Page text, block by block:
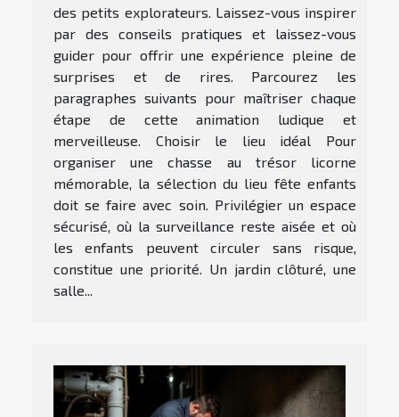
des petits explorateurs. Laissez-vous inspirer
par des conseils pratiques et laissez-vous
guider pour offrir une expérience pleine de
surprises et de rires. Parcourez les
paragraphes suivants pour maîtriser chaque
étape de cette animation ludique et
merveilleuse. Choisir le lieu idéal Pour
organiser une chasse au trésor licorne
mémorable, la sélection du lieu fête enfants
doit se faire avec soin. Privilégier un espace
sécurisé, où la surveillance reste aisée et où
les enfants peuvent circuler sans risque,
constitue une priorité. Un jardin clôturé, une
salle...